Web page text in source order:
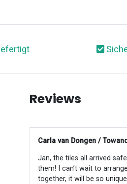
Reviews
Carla van Dongen /
Jan, the tiles all arrived
them! I can’t wait to
together, it will be so